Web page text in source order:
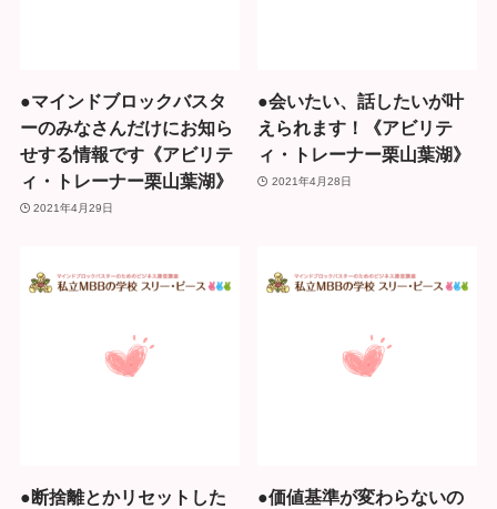
●マインドブロックバスタ
ーのみなさんだけにお知ら
せする情報です《アビリテ
ィ・トレーナー栗山葉湖》
2021年4月29日
●会いたい、話したいが叶
えられます！《アビリテ
ィ・トレーナー栗山葉湖》
2021年4月28日
●断捨離とかリセットした
●価値基準が変わらないの